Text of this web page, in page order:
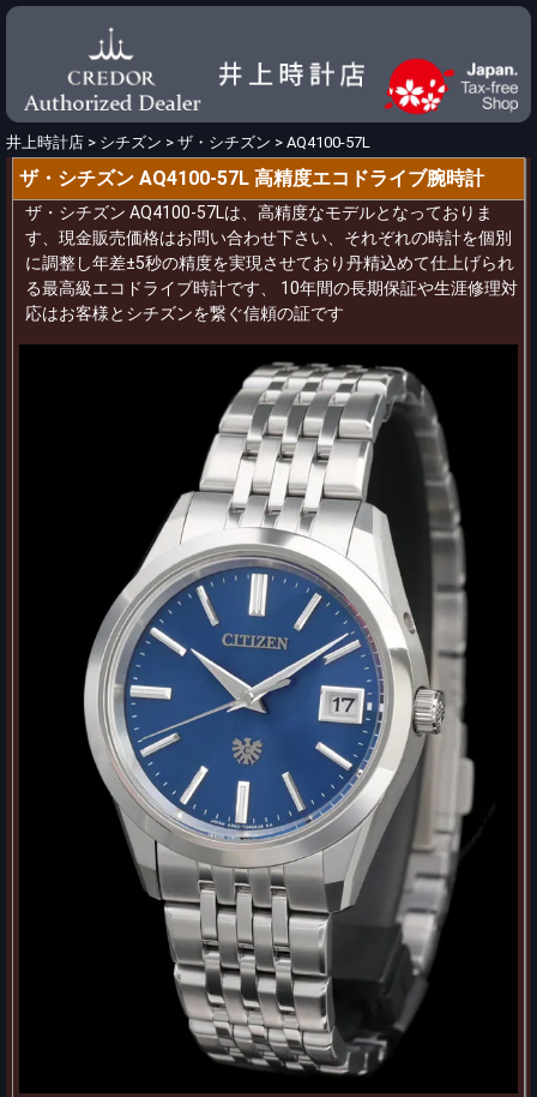
井上時計店 > シチズン > ザ・シチズン > AQ4100-57L
ザ・シチズン AQ4100-57L 高精度エコドライブ腕時計
ザ・シチズン AQ4100-57Lは、高精度なモデルとなっておりま
す、現金販売価格はお問い合わせ下さい、それぞれの時計を個別
に調整し年差±5秒の精度を実現させており丹精込めて仕上げられ
る最高級エコドライブ時計です、 10年間の長期保証や生涯修理対
応はお客様とシチズンを繋ぐ信頼の証です